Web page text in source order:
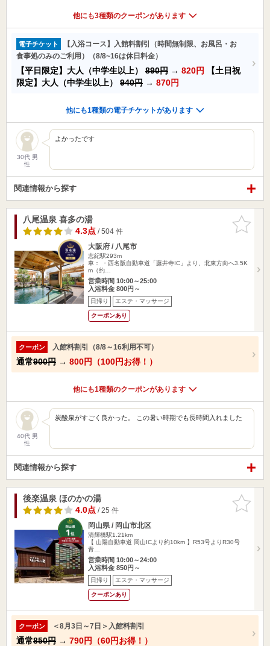
他にも3種類のクーポンがあります
電子チケット
【入浴コース】入館料割引（時間無制限、お風呂・お
食事処のみのご利用）（8/8~16は休日料金）
【平日限定】大人（中学生以上） 890円 → 820円
【土日祝
限定】大人（中学生以上） 940円 → 870円
他にも1種類の電子チケットがあります
30代 男
性
よかったです
関連情報から探す
お気に入
りに追加
八尾温泉 喜多の湯
4.3点 / 504 件
大阪府 / 八尾市
志紀駅293m
車： ・西名阪自動車道「藤井寺IC」より、北東方向へ3.5K
m（約…
営業時間 10:00～25:00
入浴料金 800円～
日帰り エステ・マッサージ
クーポンあり
クーポン 入館料割引（8/8～16利用不可）
通常900円 → 800円（100円お得！）
他にも1種類のクーポンがあります
40代 男
性
炭酸泉がすごく良かった。 この暑い時期でも長時間入れました
関連情報から探す
お気に入
りに追加
後楽温泉 ほのかの湯
4.0点 / 25 件
岡山県 / 岡山市北区
清輝橋駅1.21km
【 山陽自動車道 岡山ICより約10km 】R53号よりR30号
青…
営業時間 10:00～24:00
入浴料金 850円～
日帰り エステ・マッサージ
クーポンあり
クーポン ＜8月3日～7日＞入館料割引
通常850円 → 790円（60円お得！）